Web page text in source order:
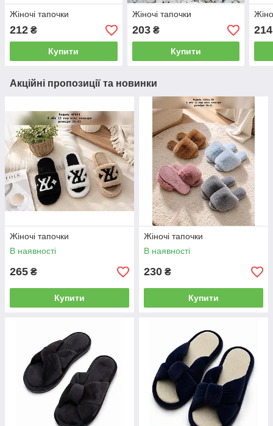
Жіночі тапочки
212 ₴
Купити
Жіночі тапочки
203₴
Купити
214
Акційні пропозиції та новинки
Жіночі тапочки
В наявності
265 ₴
Купити
Жіночі тапочки
В наявності
230 ₴
Купити